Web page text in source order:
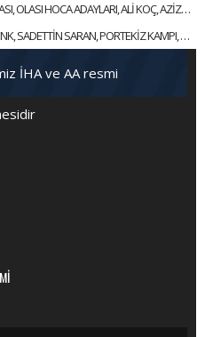
SERCAN HAMZAOĞLU | TRANSFER ROTASI, OLASI HOCA ADAYLARI, ALİ KOÇ, AZİZ YILDIRIM | GÜNDEM FENERBAHÇE
SERCAN HAMZAOĞLU | İRFAN CAN & CENK, SADETTİN SARAN, PORTEKİZ KAMPI, TEDESCO | GÜNDEM FENERBAHÇE
İHA ve AA resmi